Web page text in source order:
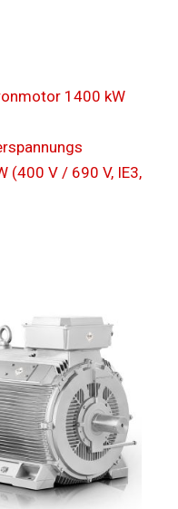
(400 V / 690 V, IE3,